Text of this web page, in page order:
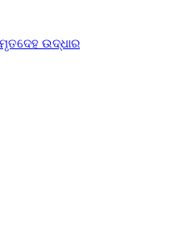
ମୃତଦେହ ଉଦ୍ଧାର